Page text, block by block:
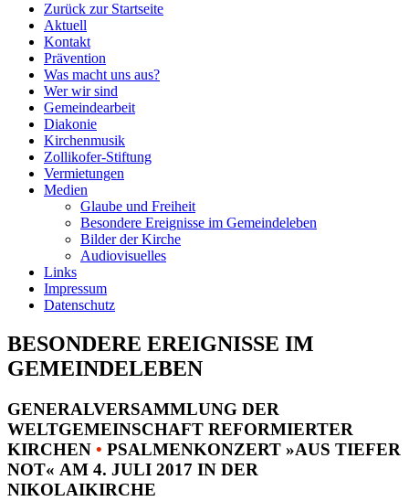
Zurück zur Startseite
Aktuell
Kontakt
Prävention
Was macht uns aus?
Wer wir sind
Gemeindearbeit
Diakonie
Kirchenmusik
Zollikofer-Stiftung
Vermietungen
Medien
Glaube und Freiheit
Besondere Ereignisse im Gemeindeleben
Bilder der Kirche
Audiovisuelles
Links
Impressum
Datenschutz
BESONDERE EREIGNISSE IM
GEMEINDELEBEN
GENERALVERSAMMLUNG DER
WELTGEMEINSCHAFT REFORMIERTER
KIRCHEN • PSALMENKONZERT »AUS TIEFER
NOT« AM 4. JULI 2017 IN DER
NIKOLAIKIRCHE